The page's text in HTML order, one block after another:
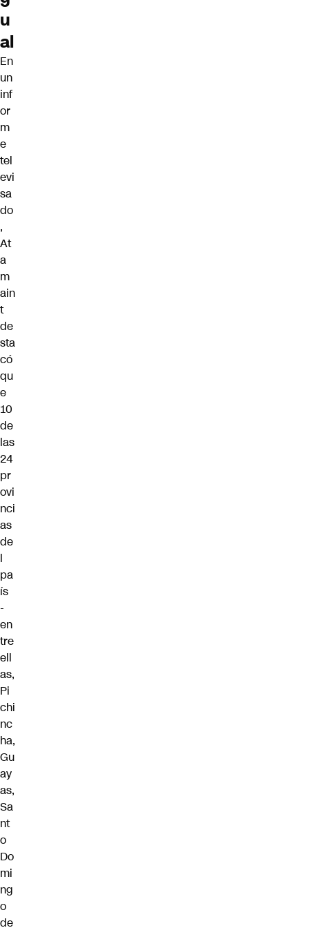
u
al
En
un
inf
or
m
e
tel
evi
sa
do
,
At
a
m
ain
t
de
sta
có
qu
e
10
de
las
24
pr
ovi
nci
as
de
l
pa
ís
-
en
tre
ell
as,
Pi
chi
nc
ha,
Gu
ay
as,
Sa
nt
o
Do
mi
ng
o
de